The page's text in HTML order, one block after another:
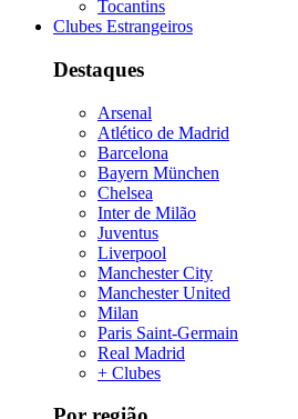
Tocantins
Clubes Estrangeiros
Destaques
Arsenal
Atlético de Madrid
Barcelona
Bayern München
Chelsea
Inter de Milão
Juventus
Liverpool
Manchester City
Manchester United
Milan
Paris Saint-Germain
Real Madrid
+ Clubes